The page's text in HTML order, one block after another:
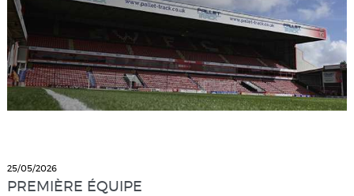
25/05/2026
PREMIÈRE ÉQUIPE